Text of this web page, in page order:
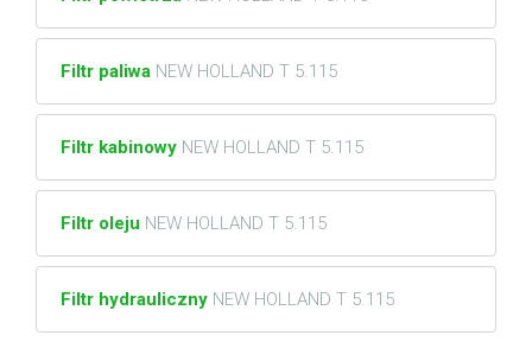
Filtr paliwa NEW HOLLAND T 5.115
Filtr kabinowy NEW HOLLAND T 5.115
Filtr oleju NEW HOLLAND T 5.115
Filtr hydrauliczny NEW HOLLAND T 5.115